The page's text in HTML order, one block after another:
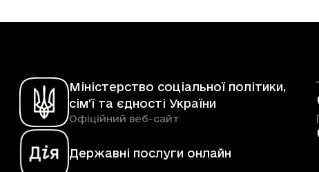
Міністерство соціальної політики,
сім'ї та єдності України
Офіційний веб-сайт
Державні послуги онлайн